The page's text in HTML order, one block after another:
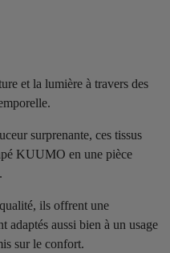
et la lumière à travers des
surprenante, ces tissus
KUUMO en une pièce
ils offrent une
adaptés aussi bien à un usage
sur le confort.